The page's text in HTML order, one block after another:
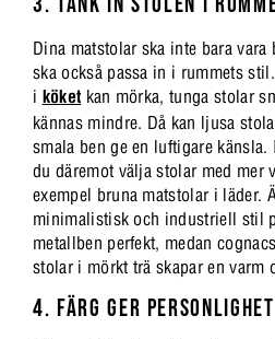
Dina matstolar ska inte bara vara
ska också passa in i rummets
i köket kan mörka, tunga stolar
kännas mindre. Då kan ljusa
smala ben ge en luftigare
du däremot välja stolar med mer
exempel bruna matstolar i läder.
minimalistisk och industriell stil
metallben perfekt, medan
stolar i mörkt trä skapar en varm
4. FÄRG GER PERSONLIGHET